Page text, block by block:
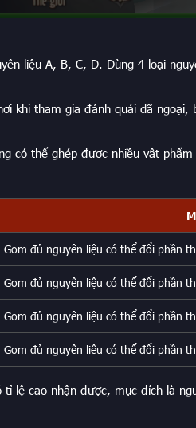
liệu A, B, C, D. Dùng 4 loại
tham gia đánh quái dã ngoại,
thể ghép được nhiều vật phẩm
Gom đủ nguyên liệu có thể đổi phần
Gom đủ nguyên liệu có thể đổi phần
Gom đủ nguyên liệu có thể đổi phần
Gom đủ nguyên liệu có thể đổi phần
tỉ lệ cao nhận được, mục đích là